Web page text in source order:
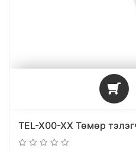
TEL-X00-XX Төмөр